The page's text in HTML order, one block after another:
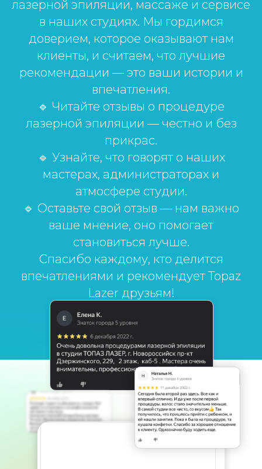
лазерной эпиляции, массаже и сервисе
в наших студиях. Мы гордимся
доверием, которое оказывают нам
клиенты, и считаем, что лучшие
рекомендации — это ваши истории и
впечатления.
🔹 Читайте отзывы о процедуре
лазерной эпиляции — честно и без
прикрас.
🔹 Узнайте, что говорят о наших
мастерах, администраторах и
атмосфере студии.
🔹 Оставьте свой отзыв — нам важно
ваше мнение, оно помогает
становиться лучше.
Спасибо каждому, кто делится
впечатлениями и рекомендует Topaz
Lazer друзьям!